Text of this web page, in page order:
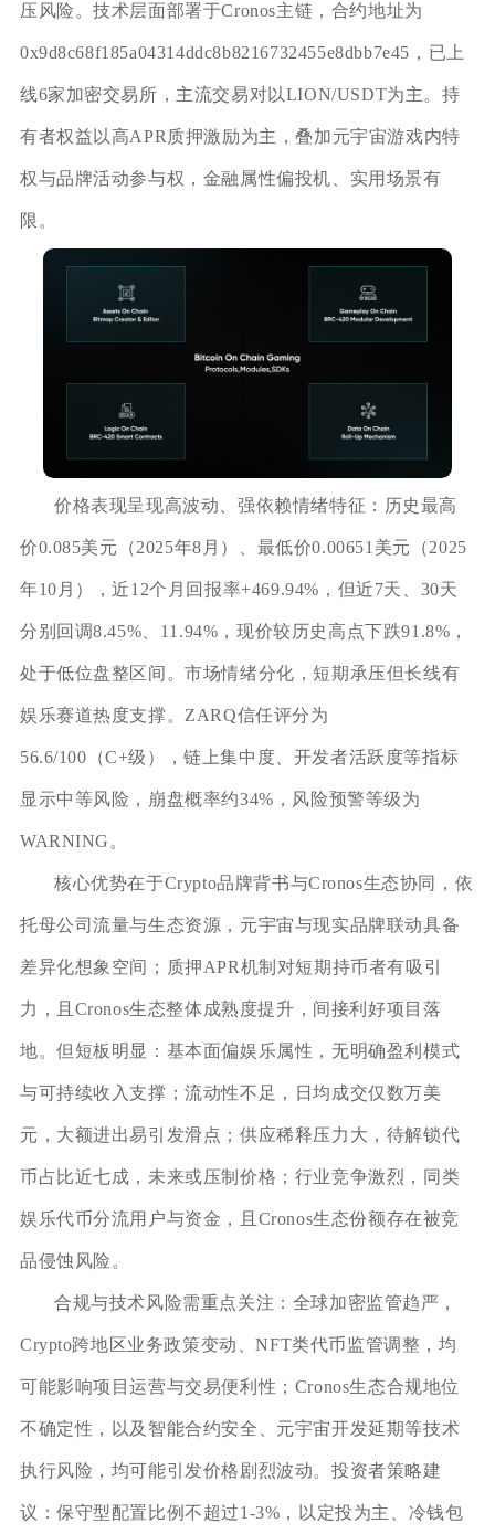
压风险。技术层面部署于Cronos主链，合约地址为
0x9d8c68f185a04314ddc8b8216732455e8dbb7e45，已上
线6家加密交易所，主流交易对以LION/USDT为主。持
有者权益以高APR质押激励为主，叠加元宇宙游戏内特
权与品牌活动参与权，金融属性偏投机、实用场景有
限。
价格表现呈现高波动、强依赖情绪特征：历史最高
价0.085美元（2025年8月）、最低价0.00651美元（2025
年10月），近12个月回报率+469.94%，但近7天、30天
分别回调8.45%、11.94%，现价较历史高点下跌91.8%，
处于低位盘整区间。市场情绪分化，短期承压但长线有
娱乐赛道热度支撑。ZARQ信任评分为
56.6/100（C+级），链上集中度、开发者活跃度等指标
显示中等风险，崩盘概率约34%，风险预警等级为
WARNING。
核心优势在于Crypto品牌背书与Cronos生态协同，依
托母公司流量与生态资源，元宇宙与现实品牌联动具备
差异化想象空间；质押APR机制对短期持币者有吸引
力，且Cronos生态整体成熟度提升，间接利好项目落
地。但短板明显：基本面偏娱乐属性，无明确盈利模式
与可持续收入支撑；流动性不足，日均成交仅数万美
元，大额进出易引发滑点；供应稀释压力大，待解锁代
币占比近七成，未来或压制价格；行业竞争激烈，同类
娱乐代币分流用户与资金，且Cronos生态份额存在被竞
品侵蚀风险。
合规与技术风险需重点关注：全球加密监管趋严，
Crypto跨地区业务政策变动、NFT类代币监管调整，均
可能影响项目运营与交易便利性；Cronos生态合规地位
不确定性，以及智能合约安全、元宇宙开发延期等技术
执行风险，均可能引发价格剧烈波动。投资者策略建
议：保守型配置比例不超过1-3%，以定投为主、冷钱包